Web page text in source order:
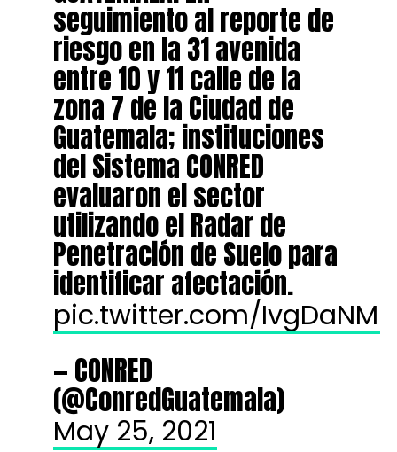
seguimiento al reporte de
riesgo en la 31 avenida
entre 10 y 11 calle de la
zona 7 de la Ciudad de
Guatemala; instituciones
del Sistema CONRED
evaluaron el sector
utilizando el Radar de
Penetración de Suelo para
identificar afectación.
pic.twitter.com/
— CONRED
(@ConredGuatemala)
May 25, 2021